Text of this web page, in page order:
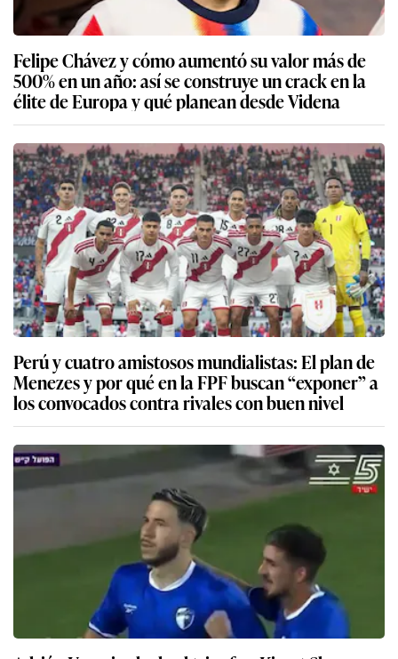
Felipe Chávez y cómo aumentó su valor más de
500% en un año: así se construye un crack en la
élite de Europa y qué planean desde Videna
Perú y cuatro amistosos mundialistas: El plan de
Menezes y por qué en la FPF buscan “exponer” a
los convocados contra rivales con buen nivel